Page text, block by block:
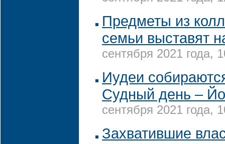
Предметы из
семьи выставят
сентября 2021 года,
Иудеи
Судный день –
сентября 2021 года,
Захватившие